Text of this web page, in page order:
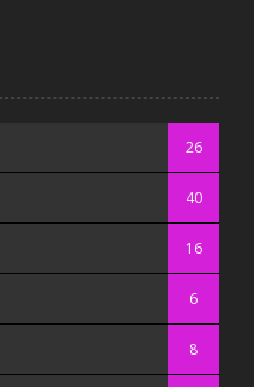
26
40
16
6
8